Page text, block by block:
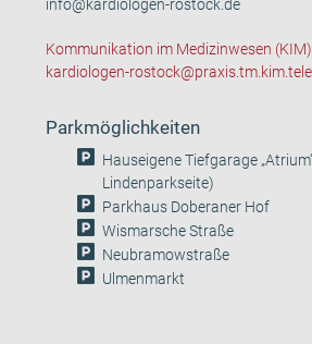
info@kardiologen-rostock.de
Kommunikation im Medizinwesen (KIM)
kardiologen-
Parkmöglichkeiten
Hauseigene Tiefgarage
Lindenparkseite)
Parkhaus Doberaner Hof
Wismarsche Straße
Neubramowstraße
Ulmenmarkt